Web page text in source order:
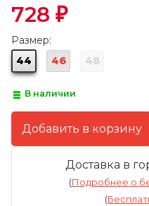
728 ₽
Размер:
44
46 48
В наличии
Доставка в
(Подробнее о
(